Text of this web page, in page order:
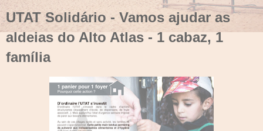
UTAT Solidário - Vamos ajudar as
aldeias do Alto Atlas - 1 cabaz, 1
família